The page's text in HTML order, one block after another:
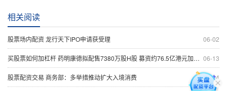
相关阅读
06-02
股票场内配资 龙行天下IPO申请获受理
06-13
买股票如何加杠杆 药明康德拟配售7380万股H股 募资约76.5亿港元加速全球布局
06-24
股票配资交易 商务部：多举措推动扩大入境消费